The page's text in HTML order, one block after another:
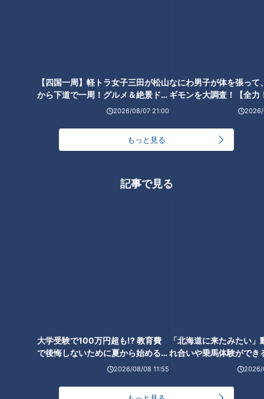
【四国一周】軽トラ女子三田が松山
から下道で一周！グルメ＆絶景ドラ
2026/08/07 21:00
なにわ男子が体を張って
ギモンを大調査！【全力
験部～ナゴヤのギモン、
2026/
もっと見る
記事で見る
大学受験で100万円超も!? 教育費
で後悔しないために夏から始めるお
2026/08/08 11:55
「北海道に来たみたい」
れ合いや乗馬体験ができ
ススメ！不動産屋さんが
2026/
希少部位の「ゲタカルビ」など、約50種類のメニューが無制
限で食べ放題。「焼き肉」と「しゃぶしゃぶ」の2つのコース
から選ぶことができ、お値段は平日ランチで2280円！小学生
質の良いお肉を安く提供できる理由は、田所店長がグループ
ストを削減しているからとのこと。
CBCテレビ：画像 『チャント！』